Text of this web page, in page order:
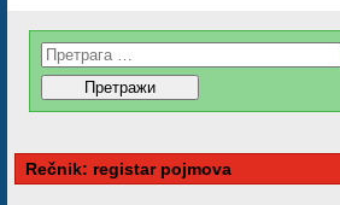
Rečnik: registar pojmova